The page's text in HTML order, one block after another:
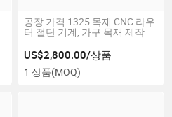
공장 가격 1325 목재 CNC 라우
터 절단 기계, 가구 목재 제작
US$2,800.00/상품
1 상품(MOQ)